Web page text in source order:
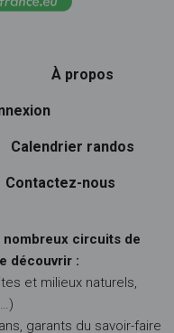
À propos
Calendrier randos
Contactez-nous
circuits de
découvrir :
et milieux naturels,
garants du savoir-faire